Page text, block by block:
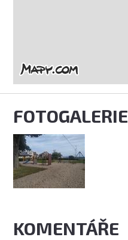
FOTOGALERIE
KOMENTÁŘE